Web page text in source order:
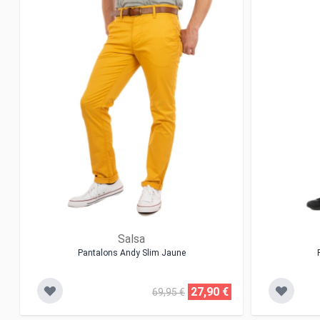
Salsa
Pantalons Andy Slim Jaune
69,95 € 27,90 €